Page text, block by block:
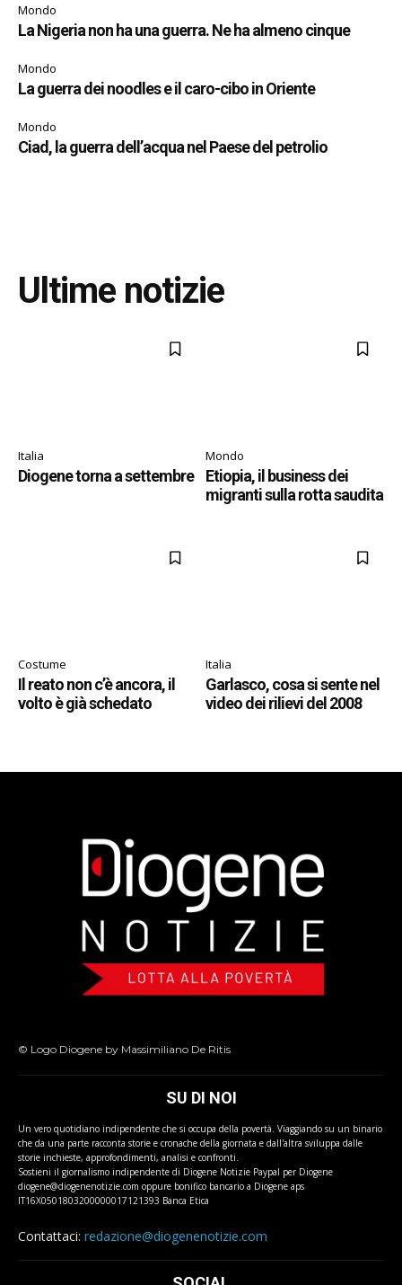
Mondo
La Nigeria non ha una guerra. Ne ha almeno cinque
Mondo
La guerra dei noodles e il caro-cibo in Oriente
Mondo
Ciad, la guerra dell’acqua nel Paese del petrolio
Ultime notizie
Italia
Diogene torna a settembre
Mondo
Etiopia, il business dei
migranti sulla rotta saudita
Costume
Il reato non c’è ancora, il
volto è già schedato
Italia
Garlasco, cosa si sente nel
video dei rilievi del 2008
© Logo Diogene by Massimiliano De Ritis
SU DI NOI
Un vero quotidiano indipendente che si occupa della povertà. Viaggiando su un binario
che da una parte racconta storie e cronache della giornata e dall'altra sviluppa dalle
storie inchieste, approfondimenti, analisi e confronti.
Sostieni il giornalismo indipendente di Diogene Notizie Paypal per Diogene
diogene@diogenenotizie.com oppure bonifico bancario a Diogene aps
IT16X0501803200000017121393 Banca Etica
Contattaci: redazione@diogenenotizie.com